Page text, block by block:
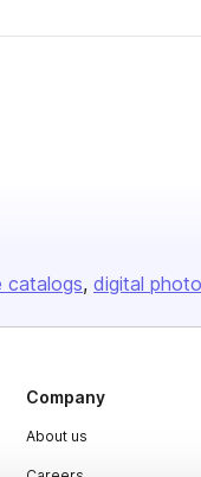
catalogs digital
Company
About us